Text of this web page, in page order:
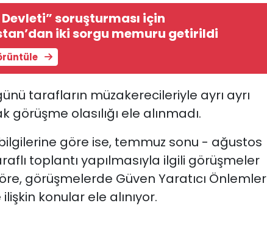
soruşturması için
iki sorgu memuru getirildi
tarafların müzakerecileriyle ayrı ayrı
olasılığı ele alınmadı.
bilgilerine göre ise, temmuz sonu - ağustos
toplantı yapılmasıyla ilgili görüşmeler
görüşmelerde Güven Yaratıcı Önlemler
konular ele alınıyor.